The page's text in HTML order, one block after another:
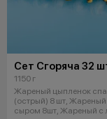
Сет Сгоряча 32
1150 г
Жареный цыпленок
(острый) 8 шт, Жареный
сыром 8шт, Жареный с